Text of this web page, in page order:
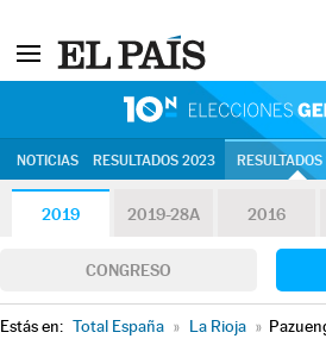
NOTICIAS RESULTADOS 2023
2019 2019-28A 2016
CONGRESO
Estás en: Total España » La Rioja »